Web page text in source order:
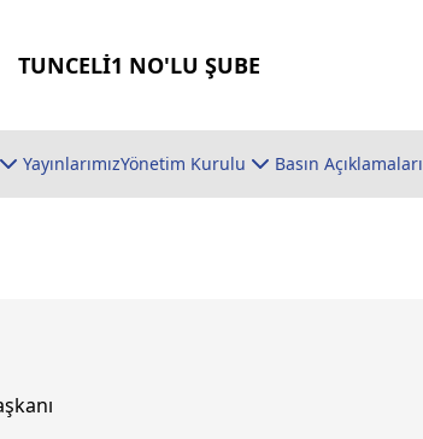
TUNCELİ1 NO'LU ŞUBE
YayınlarımızYönetim Kurulu Basın Açıklamaları